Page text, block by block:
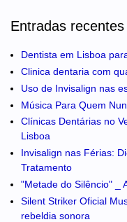
Entradas
Dentista em Lisboa
Clinica dentaria com
Uso de Invisalign nas
Música Para Quem
Clínicas Dentárias no
Lisboa
Invisalign nas Férias:
Tratamento
"Metade do Silêncio" _
Silent Striker Oficial
rebeldia sonora